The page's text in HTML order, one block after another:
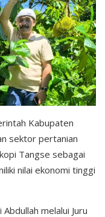
Kabupaten
sektor pertanian
Tangse sebagai
nilai ekonomi tinggi
melalui Juru